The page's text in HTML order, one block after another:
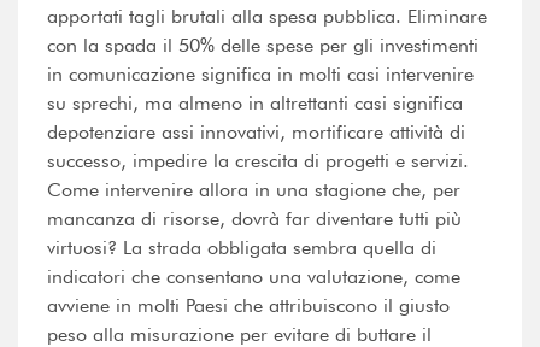
apportati tagli brutali alla spesa pubblica. Eliminare
con la spada il 50% delle spese per gli investimenti
in comunicazione significa in molti casi intervenire
su sprechi, ma almeno in altrettanti casi significa
depotenziare assi innovativi, mortificare attività di
successo, impedire la crescita di progetti e servizi.
Come intervenire allora in una stagione che, per
mancanza di risorse, dovrà far diventare tutti più
virtuosi? La strada obbligata sembra quella di
indicatori che consentano una valutazione, come
avviene in molti Paesi che attribuiscono il giusto
peso alla misurazione per evitare di buttare il